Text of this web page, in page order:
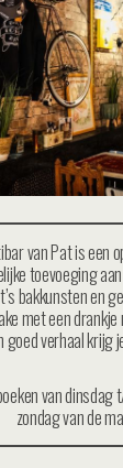
van Pat is een
toevoeging
bakkunsten en
met een
goed verhaal krijg
van
zondag van de